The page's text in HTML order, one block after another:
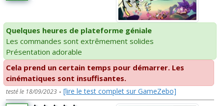
Quelques heures de plateforme géniale
Les commandes sont extrêmement solides
Présentation adorable
Cela prend un certain temps pour démarrer. Les
cinématiques sont insuffisantes.
testé le 18/09/2023 - [lire le test complet sur GameZebo]